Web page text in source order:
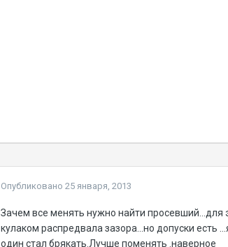
Опубликовано 25 января, 2013
Зачем все менять нужно найти
кулаком распредвала зазора...но допуски
один стал брякать.Лучше поменять .наверное